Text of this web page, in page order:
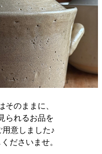
そのままに、
られるお品を
用意しました♪
ださいませ。